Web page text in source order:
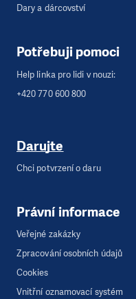
Dary a dárcovství
Potřebuji pomoci
Help linka pro lidi v nouzi:
+420 770 600 800
Darujte
Chci potvrzení o daru
Právní informace
Veřejné zakázky
Zpracování osobních údajů
Cookies
Vnitřní oznamovací systém